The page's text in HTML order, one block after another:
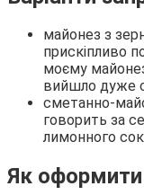
майонез з
прискіпливо
моєму
вийшло дуже
сметанно-
говорить за
лимонного
Як оформити